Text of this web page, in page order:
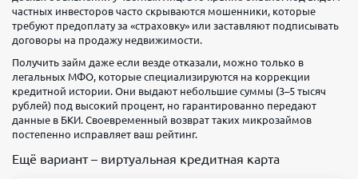
частных инвесторов часто скрываются мошенники, которые
требуют предоплату за «страховку» или заставляют подписывать
договоры на продажу недвижимости.
Получить займ даже если везде отказали, можно только в
легальных МФО, которые специализируются на коррекции
кредитной истории. Они выдают небольшие суммы (3–5 тысяч
рублей) под высокий процент, но гарантированно передают
данные в БКИ. Своевременный возврат таких микрозаймов
постепенно исправляет ваш рейтинг.
Ещё вариант – виртуальная кредитная карта